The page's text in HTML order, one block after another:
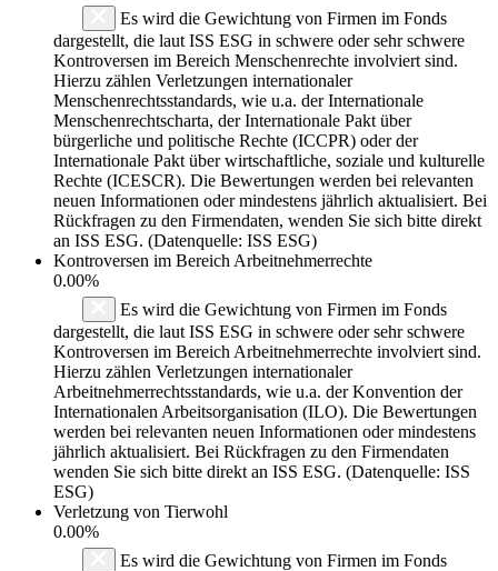
Es wird die Gewichtung von Firmen im Fonds
dargestellt, die laut ISS ESG in schwere oder sehr schwere
Kontroversen im Bereich Menschenrechte involviert sind.
Hierzu zählen Verletzungen internationaler
Menschenrechtsstandards, wie u.a. der Internationale
Menschenrechtscharta, der Internationale Pakt über
bürgerliche und politische Rechte (ICCPR) oder der
Internationale Pakt über wirtschaftliche, soziale und kulturelle
Rechte (ICESCR). Die Bewertungen werden bei relevanten
neuen Informationen oder mindestens jährlich aktualisiert. Bei
Rückfragen zu den Firmendaten, wenden Sie sich bitte direkt
an ISS ESG. (Datenquelle: ISS ESG)
Kontroversen im Bereich Arbeitnehmerrechte
0.00%
Es wird die Gewichtung von Firmen im Fonds
dargestellt, die laut ISS ESG in schwere oder sehr schwere
Kontroversen im Bereich Arbeitnehmerrechte involviert sind.
Hierzu zählen Verletzungen internationaler
Arbeitnehmerrechtsstandards, wie u.a. der Konvention der
Internationalen Arbeitsorganisation (ILO). Die Bewertungen
werden bei relevanten neuen Informationen oder mindestens
jährlich aktualisiert. Bei Rückfragen zu den Firmendaten
wenden Sie sich bitte direkt an ISS ESG. (Datenquelle: ISS
ESG)
Verletzung von Tierwohl
0.00%
Es wird die Gewichtung von Firmen im Fonds